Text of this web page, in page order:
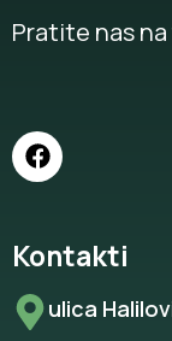
Pratite nas
Kontakti
ulica